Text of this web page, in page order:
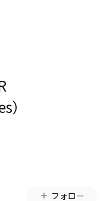
フォロー